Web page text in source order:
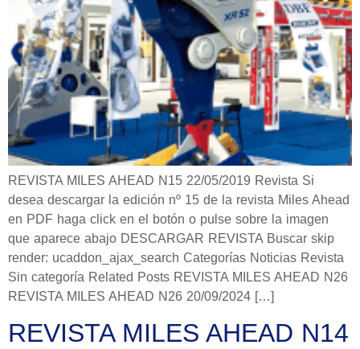
REVISTA MILES AHEAD N15 22/05/2019 Revista Si
desea descargar la edición nº 15 de la revista Miles Ahead
en PDF haga click en el botón o pulse sobre la imagen
que aparece abajo DESCARGAR REVISTA Buscar skip
render: ucaddon_ajax_search Categorías Noticias Revista
Sin categoría Related Posts REVISTA MILES AHEAD N26
REVISTA MILES AHEAD N26 20/09/2024 […]
REVISTA MILES AHEAD N14